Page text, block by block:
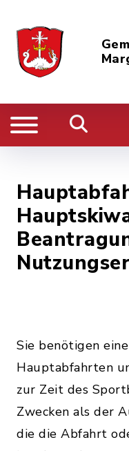
Sie benötigen
Hauptabfahrten
zur Zeit des
Zwecken als der
die die Abfahrt